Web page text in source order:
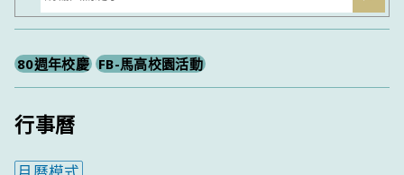
尋
80週年校慶 FB-馬高校園活動
行事曆